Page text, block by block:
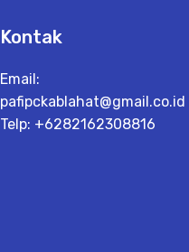
Kontak
Email:
pafipckablahat@gmail.co.id
Telp: +6282162308816